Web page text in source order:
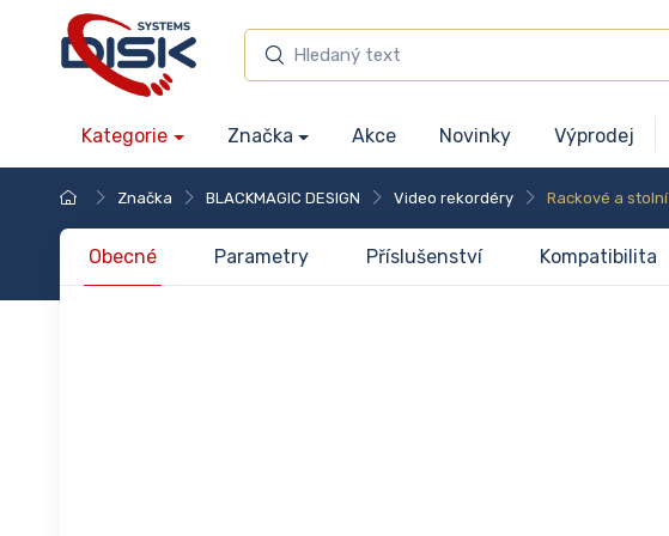
Kategorie Značka Akce Novinky Výprodej
Značka BLACKMAGIC DESIGN Video rekordéry Rackové a stolní
Obecné Parametry Příslušenství Kompatibilita